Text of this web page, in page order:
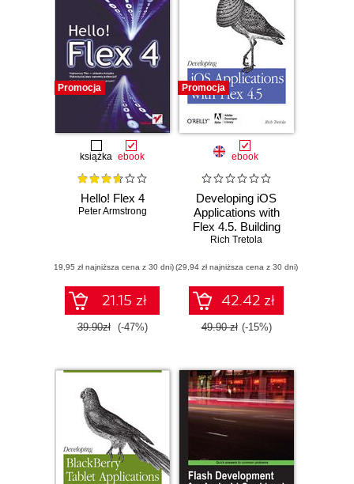
Promocja
książka ebook
Hello! Flex 4
Peter Armstrong
(19,95 zł najniższa cena z 30 dni)
21.15 zł
39.90zł (-47%)
Promocja
ebook
Developing iOS
Applications with
Flex 4.5. Building
iOS Applications
Rich Tretola
(29,94 zł najniższa cena z 30 dni)
42.42 zł
49.90 zł (-15%)